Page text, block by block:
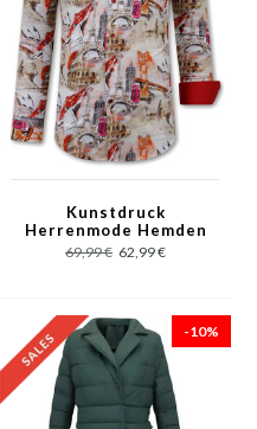
Kunstdruck
Herrenmode Hemden
-3108 - Braun
69,99 € 62,99 €
-10%